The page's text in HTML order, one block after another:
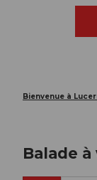
Bienvenue à
Balade